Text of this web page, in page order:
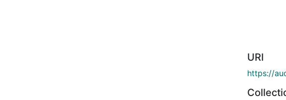
URI
https://